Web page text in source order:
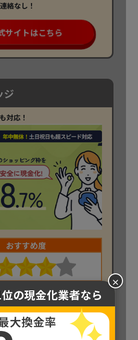
絡なし！
サイトはこちら
ジ
対応！
おすすめ度
現金化スピード
最短3分
リ
営業時間
×